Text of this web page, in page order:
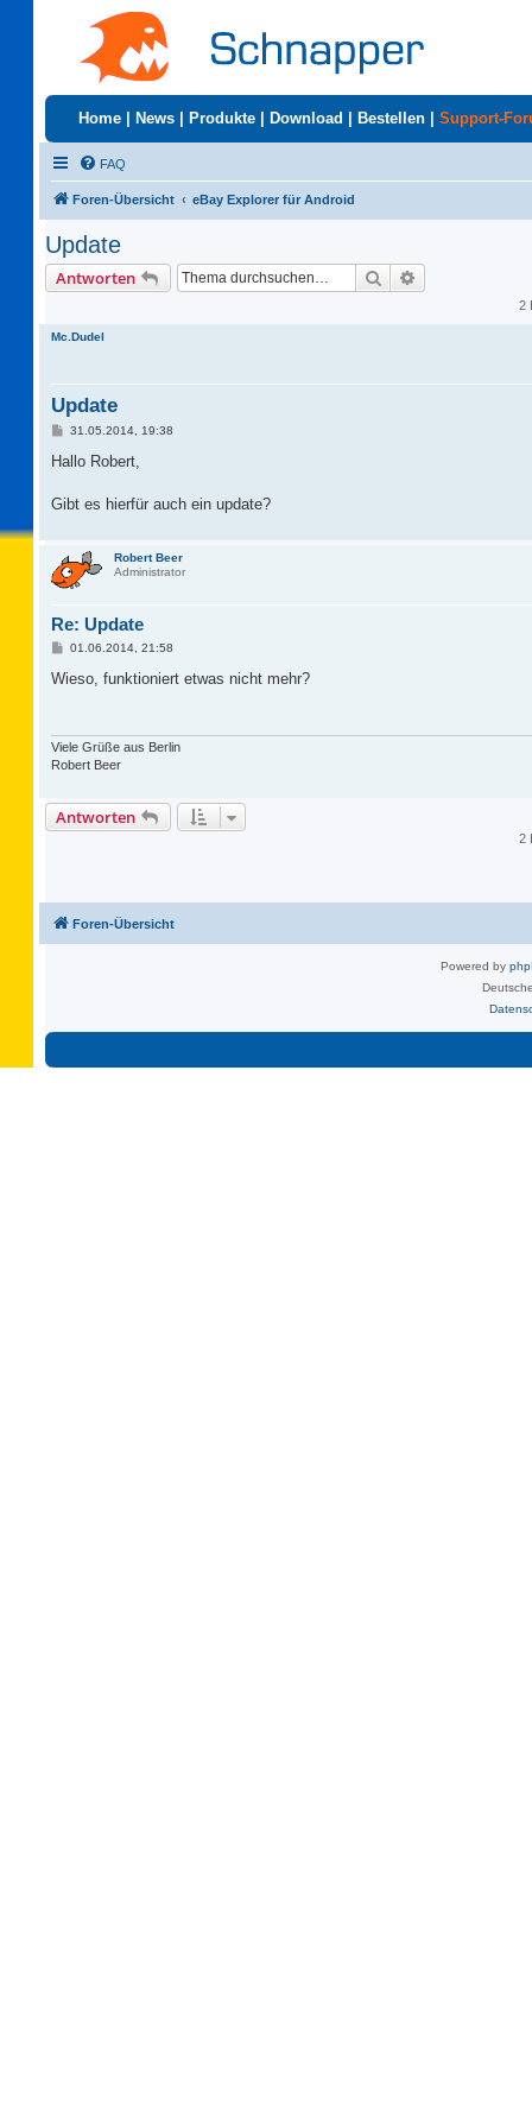
Home News Produkte Download Bestellen Support-
FAQ
Foren-Übersicht eBay Explorer für Android
Update
Antworten Suche
2
Mc.Dudel
Update
B
i
a
31.05.2014, 19:38
Hallo Robert,
Gibt es hierfür auch ein update?
Robert Beer
Administrator
Re: Update
B
i
01.06.2014, 21:58
Wieso, funktioniert etwas nicht mehr?
Viele Grüße aus Berlin
Robert Beer
Antworten
2
Foren-Übersicht
Powered by